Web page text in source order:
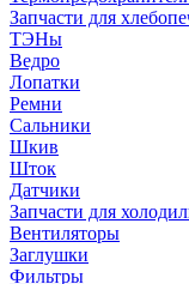
Запчасти для
ТЭНы
Ведро
Лопатки
Ремни
Сальники
Шкив
Шток
Датчики
Запчасти для
Вентиляторы
Заглушки
Фильтры